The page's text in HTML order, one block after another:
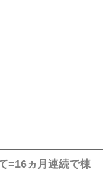
=16ヵ月連続で棟